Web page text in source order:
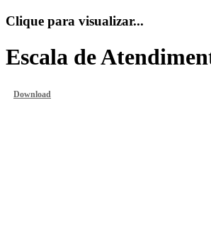
Clique para visualizar...
Escala de
Download